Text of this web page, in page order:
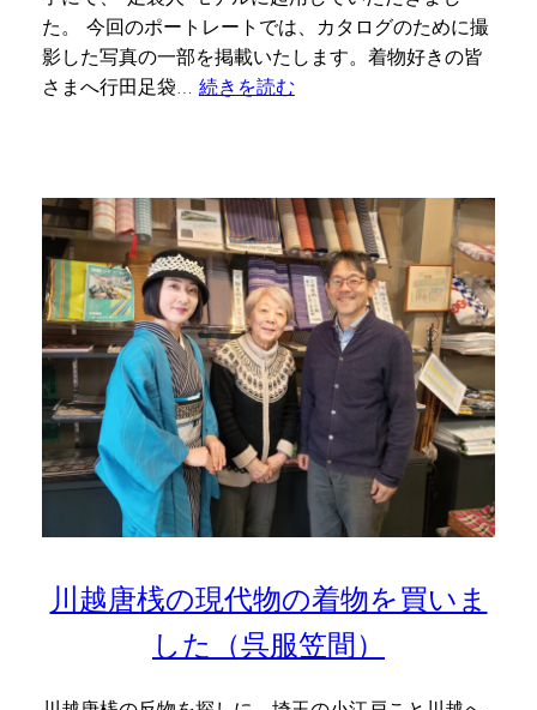
た。 今回のポートレートでは、カタログのために撮
影した写真の一部を掲載いたします。着物好きの皆
さまへ行田足袋… 続きを読む
川越唐桟の現代物の着物を買いま
した（呉服笠間）